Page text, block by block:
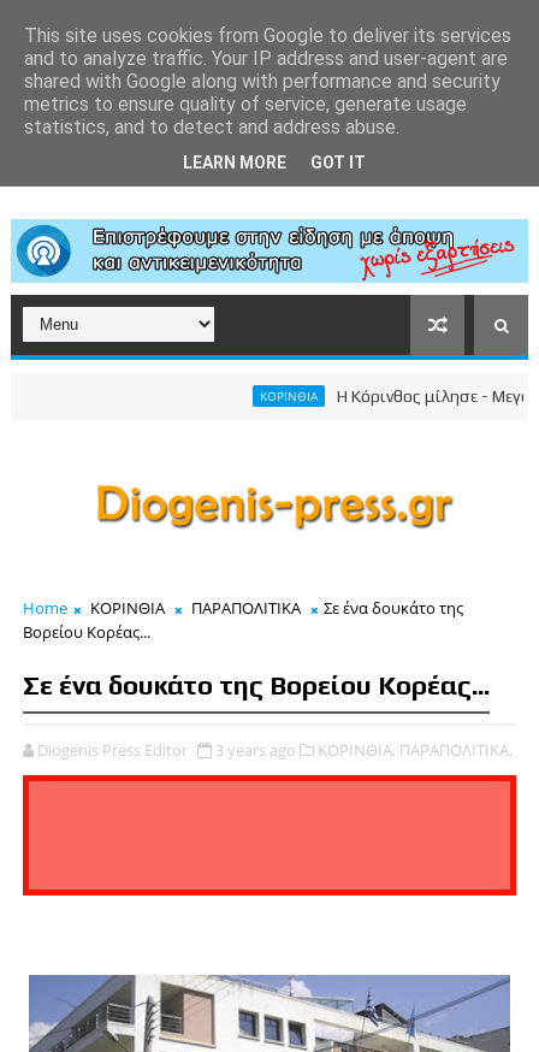
ΚΟΡΙΝΘΙΑ Η Κόρινθος μίλησε -
Home ΚΟΡΙΝΘΙΑ ΠΑΡΑΠΟΛΙΤΙΚΑ
Σε ένα δουκάτο της
Βορείου Κορέας...
Σε ένα δουκάτο της Βορείου Κορέας...
Diogenis Press Editor 3 years ago ΚΟΡΙΝΘΙΑ, ΠΑΡΑΠΟΛΙΤΙΚΑ,
This site uses cookies from Google to deliver its services
and to analyze traffic. Your IP address and user-agent are
shared with Google along with performance and security
metrics to ensure quality of service, generate usage
statistics, and to detect and address abuse.
LEARN MORE GOT IT